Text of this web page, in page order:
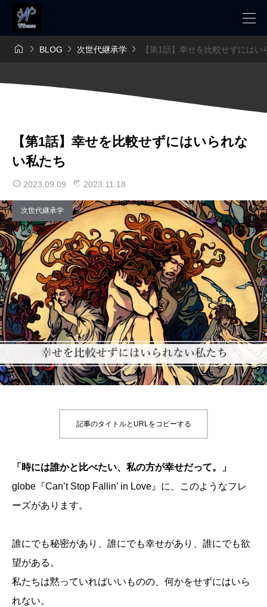
  BLOG  次世代継承学  【第1話】幸せを比較せずには
【第1話】幸せを比較せずにはいられな
い私たち
2023.09.09 2023.11.18
次世代継承学
記事のタイトルとURLをコピーする
「時には誰かと比べたい、私の方が幸せだって。」
globe『Can’t Stop Fallin’ in Love』に、このようなフレ
ーズがあります。
誰にでも秘密があり、誰にでも幸せがあり、誰にでも欲
望がある。
私たちは黙っていればいいものの、何かをせずにはいら
れない。